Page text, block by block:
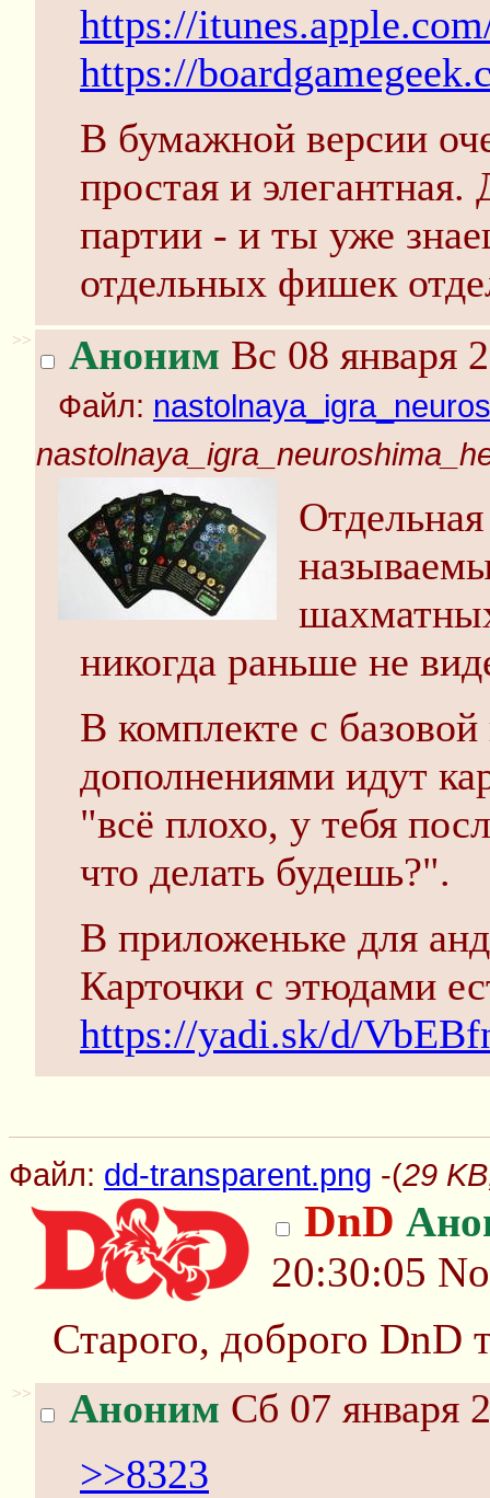
https://
https://
В бумажной версии
простая и
партии - и ты уже
отдельных фишек
>> Аноним Вс 08 января
Файл:
никогда раньше не
В комплекте с
дополнениями идут
"всё плохо, у тебя
что делать будешь?".
В приложеньке для
Карточки с этюдами
https://yadi.sk/d/
Файл: dd-transparent.png -(29
DnD
20:30:05
Старого, доброго DnD
>> Аноним Сб 07 января
>>8323